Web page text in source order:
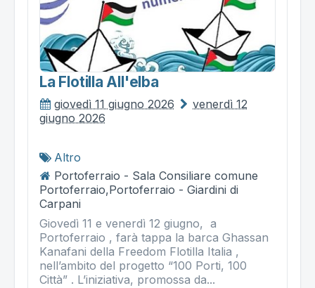
La Flotilla All'elba
giovedì 11 giugno 2026
venerdì 12
giugno 2026
Altro
Portoferraio - Sala Consiliare comune
Portoferraio,Portoferraio - Giardini di
Carpani
Giovedì 11 e venerdì 12 giugno, a
Portoferraio , farà tappa la barca Ghassan
Kanafani della Freedom Flotilla Italia ,
nell’ambito del progetto “100 Porti, 100
Città” . L’iniziativa, promossa da...